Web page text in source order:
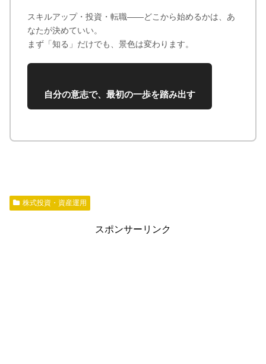
スキルアップ・投資・転職——どこから始めるかは、あ
なたが決めていい。
まず「知る」だけでも、景色は変わります。
自分の意志で、最初の一歩を踏み出す
株式投資・資産運用
スポンサーリンク